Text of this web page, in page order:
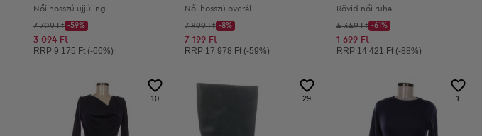
Női hosszú ujjú ing
Kezdő ár:
7 709 Ft
Discount Price:
-59%
Csökkentett ár:
3 094 Ft
Ajánlott ár:
RRP 9 175 Ft (-66%)
Női hosszú overál
Kezdő ár:
7 899 Ft
Discount Price:
-8%
Csökkentett ár:
7 199 Ft
Ajánlott ár:
RRP 17 978 Ft (-59%)
Rövid női ruha
Kezdő ár:
4 349 Ft
Discount Price:
-61%
Csökkentett ár:
1 699 Ft
Ajánlott ár:
RRP 14 421 Ft (-88%)
10 29 1